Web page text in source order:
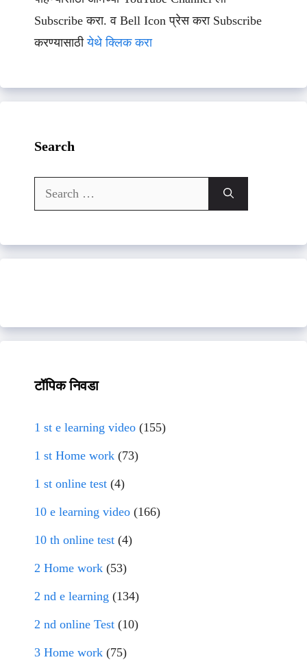
Subscribe करा. व Bell Icon प्रेस करा Subscribe
करण्यासाठीयेथे क्लिक करा
Search
Search
for:
टॉपिक निवडा
1 st e learning video (155)
1 st Home work (73)
1 st online test (4)
10 e learning video (166)
10 th online test (4)
2 Home work (53)
2 nd e learning (134)
2 nd online Test (10)
3 Home work (75)